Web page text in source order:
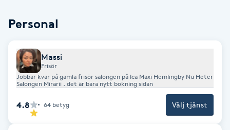
Extensions
Extensions borttagning
Eyeliner-tatuering
Personal
Massi
Frisör
Jobbar kvar på gamla frisör salongen på Ica Maxi Hemlingby Nu Heter
Salongen Mirarii . det är bara nytt bokning sidan
4.8 64 betyg Välj tjänst